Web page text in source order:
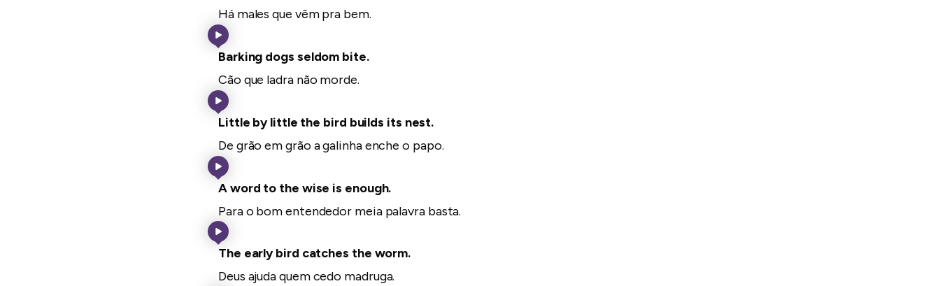
Há males que vêm pra bem.
Barking dogs seldom bite.
Cão que ladra não morde.
Little by little the bird builds its nest.
De grão em grão a galinha enche o papo.
A word to the wise is enough.
Para o bom entendedor meia palavra basta.
The early bird catches the worm.
Deus ajuda quem cedo madruga.